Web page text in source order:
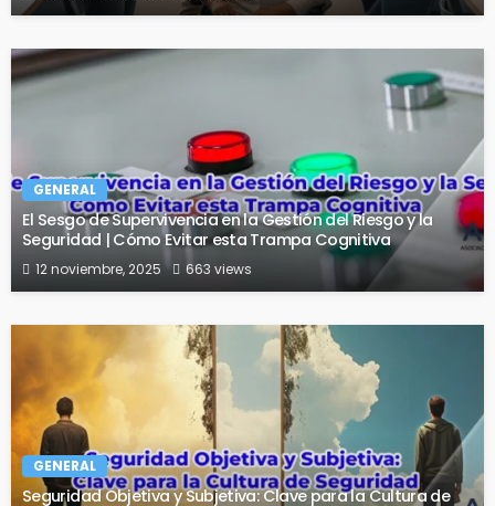
GENERAL
El Sesgo de Supervivencia en la Gestión del Riesgo y la
Seguridad | Cómo Evitar esta Trampa Cognitiva
12 noviembre, 2025 663 views
GENERAL
Seguridad Objetiva y Subjetiva: Clave para la Cultura de